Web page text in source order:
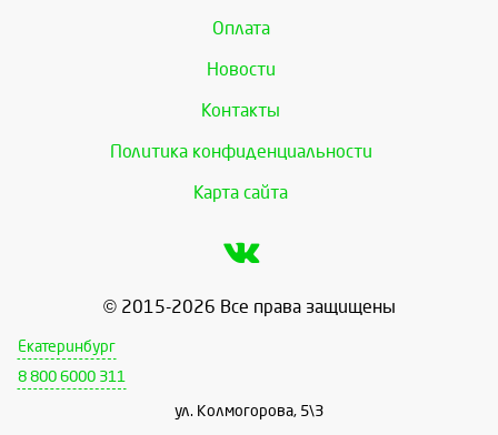
Оплата
Новости
Контакты
Политика конфиденциальности
Карта сайта
© 2015-2026 Все права защищены
Екатеринбург
8 800 6000 311
ул. Колмогорова, 5\3